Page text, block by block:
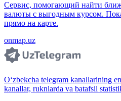
Сервис, помогающий найти
валюты с выгодным курсом.
прямо на карте.
onmap.uz
O‘zbekcha telegram kanallarining
kanallar, ruknlarda va batafsil